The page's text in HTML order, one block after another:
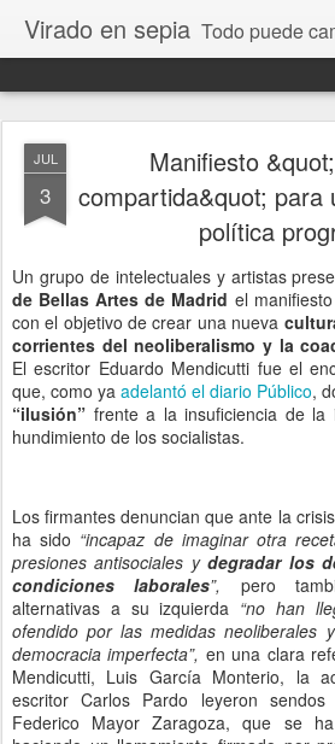
Virado en sepia Todo puede cambiar de color, depende de nosotros y de nuestra capacidad para aprender a mirar. Hablamos de
JUL
3
Manifiesto
compartida&quot; para
política
Un grupo de intelectuales y artistas
de Bellas Artes de Madrid el manifiesto
con el objetivo de crear una nueva
corrientes del neoliberalismo y la
El escritor Eduardo Mendicutti fue el
que, como ya adelantó el diario Público,
“ilusión” frente a la insuficiencia de la
hundimiento de los socialistas.
Los firmantes denuncian que ante la
ha sido “incapaz de imaginar otra
presiones antisociales ydegradar los
condiciones laborales”,
pero
alternativas a su izquierda “no han
ofendido por las medidas neoliberales
democracia imperfecta”, en una clara
Mendicutti, Luis García Monterio, la
escritor Carlos Pardo leyeron
Federico Mayor Zaragoza, que se